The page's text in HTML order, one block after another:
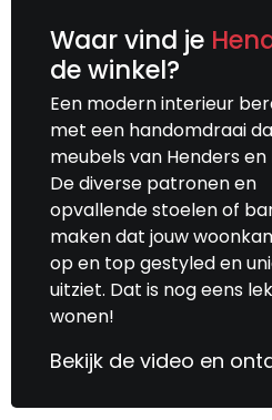
Waar vind je
de winkel?
Een modern interieur
met een handomdraai
meubels van Henders en
De diverse patronen en
opvallende stoelen of
maken dat jouw
op en top gestyled en
uitziet. Dat is nog eens
wonen!
Bekijk de video en